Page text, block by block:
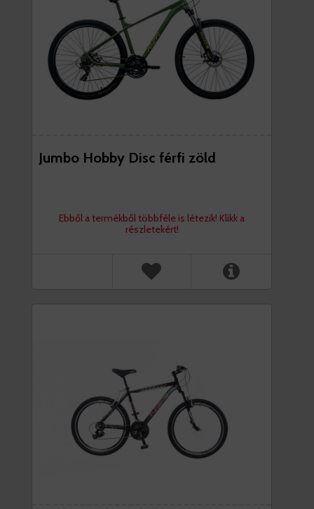
Jumbo Hobby Disc férfi zöld
Ebből a termékből többféle is létezik! Klikk a
részletekért!